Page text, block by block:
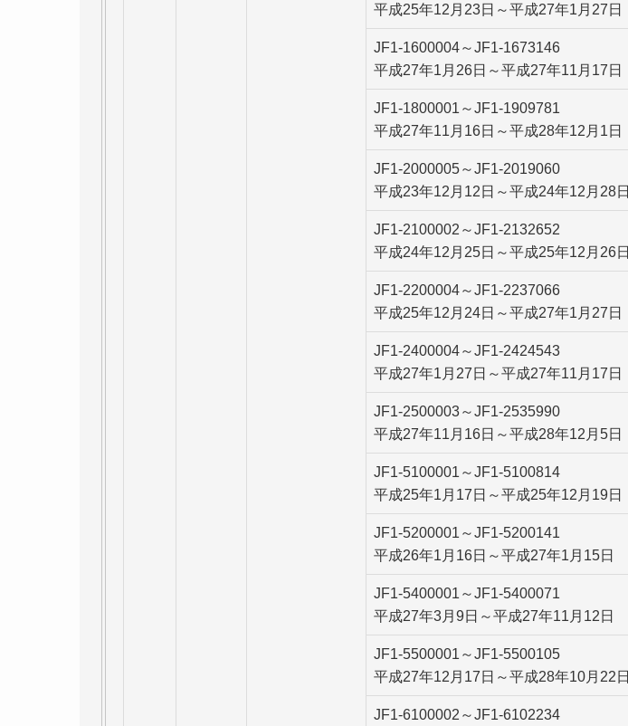
平成25年12月23日～平成27年1月27日
JF1-1600004～JF1-1673146
平成27年1月26日～平成27年11月17日
JF1-1800001～JF1-1909781
平成27年11月16日～平成28年12月1日
JF1-2000005～JF1-2019060
平成23年12月12日～平成24年12月28日
JF1-2100002～JF1-2132652
平成24年12月25日～平成25年12月26日
JF1-2200004～JF1-2237066
平成25年12月24日～平成27年1月27日
JF1-2400004～JF1-2424543
平成27年1月27日～平成27年11月17日
JF1-2500003～JF1-2535990
平成27年11月16日～平成28年12月5日
JF1-5100001～JF1-5100814
平成25年1月17日～平成25年12月19日
JF1-5200001～JF1-5200141
平成26年1月16日～平成27年1月15日
JF1-5400001～JF1-5400071
平成27年3月9日～平成27年11月12日
JF1-5500001～JF1-5500105
平成27年12月17日～平成28年10月22日
JF1-6100002～JF1-6102234